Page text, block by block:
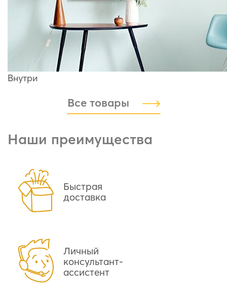
Внутри
Все товары
Наши преимущества
Быстрая
доставка
Личный
консультант-
ассистент